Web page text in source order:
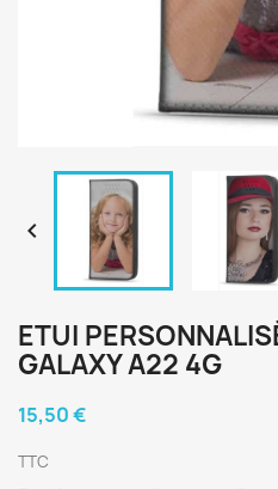

ETUI
GALAXY A22 4G
15,50 €
TTC